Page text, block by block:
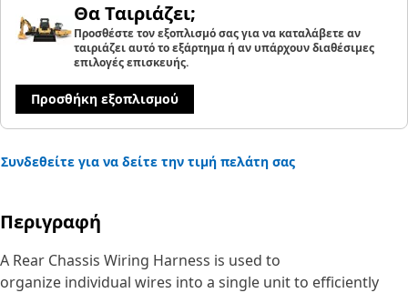
Θα Ταιριάζει;
Προσθέστε τον εξοπλισμό σας για να καταλάβετε αν
ταιριάζει αυτό το εξάρτημα ή αν υπάρχουν διαθέσιμες
επιλογές επισκευής.
Προσθήκη εξοπλισμού
Συνδεθείτε για να δείτε την τιμή πελάτη σας
Περιγραφή
A Rear Chassis Wiring Harness is used to
organize individual wires into a single unit to efficiently